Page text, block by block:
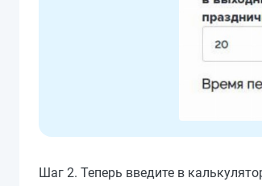
Шаг 2. Теперь введите в